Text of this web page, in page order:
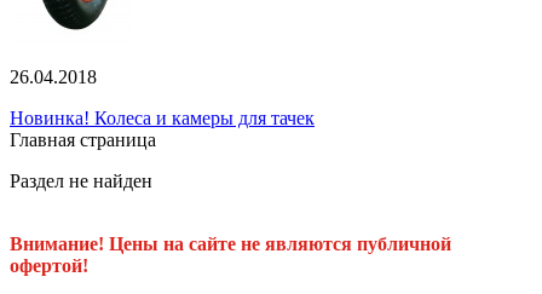
26.04.2018
Новинка! Колеса и камеры для тачек
Главная страница
Раздел не найден
Внимание! Цены на сайте не являются публичной
офертой!